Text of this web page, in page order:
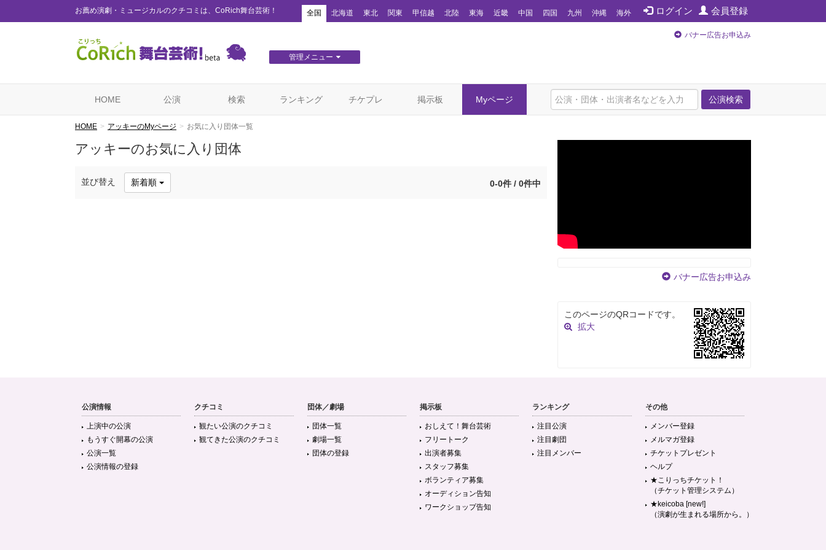
お薦め演劇・ミュージカルのクチコミは、CoRich舞台芸術！ ログイン 会員登録
全国 北海道 東北 関東 甲信越 北陸 東海 近畿 中国 四国 九州 沖縄 海外
管理メニュー
バナー広告お申込み
公演検索
HOME 公演 検索 ランキング チケプレ 掲示板 Myページ
HOME アッキーのMyページ お気に入り団体一覧
アッキーのお気に入り団体
並び替え 新着順 0-0件 / 0件中
バナー広告お申込み
このページのQRコードです。
拡大
公演情報
上演中の公演
もうすぐ開幕の公演
公演一覧
公演情報の登録
クチコミ
観たい公演のクチコミ
観てきた公演のクチコミ
団体／劇場
団体一覧
劇場一覧
団体の登録
掲示板
おしえて！舞台芸術
フリートーク
出演者募集
スタッフ募集
ボランティア募集
オーディション告知
ワークショップ告知
ランキング
注目公演
注目劇団
注目メンバー
その他
メンバー登録
メルマガ登録
チケットプレゼント
ヘルプ
★こりっちチケット！
（チケット管理システム）
★keicoba [new!]
（演劇が生まれる場所から。）